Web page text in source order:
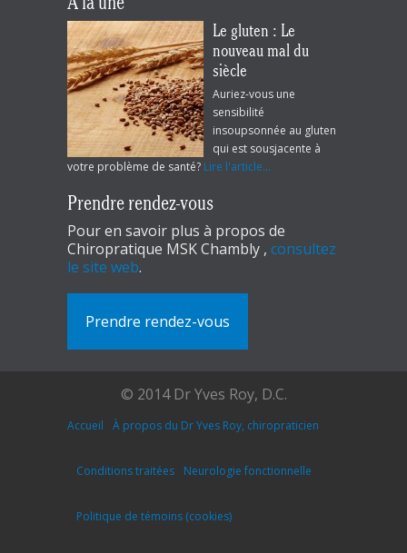
Le gluten : Le
nouveau mal du
siècle
Auriez-vous une
sensibilité
insoupsonnée au gluten
qui est sousjacente à
votre problème de santé? Lire l'article...
Prendre rendez-vous
Pour en savoir plus à propos de
Chiropratique MSK Chambly , consultez
le site web.
Prendre rendez-vous
© 2014 Dr Yves Roy, D.C.
Accueil À propos du Dr Yves Roy, chiropraticien
Conditions traitées Neurologie fonctionnelle
Politique de témoins (cookies)